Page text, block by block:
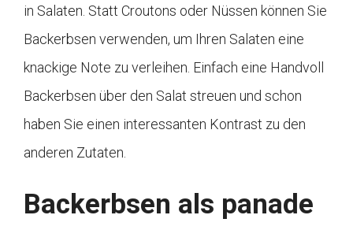
in Salaten. Statt Croutons oder Nüssen können Sie
Backerbsen verwenden, um Ihren Salaten eine
knackige Note zu verleihen. Einfach eine Handvoll
Backerbsen über den Salat streuen und schon
haben Sie einen interessanten Kontrast zu den
anderen Zutaten.
Backerbsen als panade